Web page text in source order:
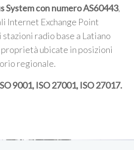
System con numero AS60443,
Internet Exchange Point
radio base a Latiano
ubicate in posizioni
regionale.
9001, ISO 27001, ISO 27017.